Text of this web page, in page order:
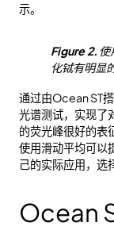
示。
Figure 2. 使
化铽有明显
通过由Ocean ST
光谱测试，实现了
的荧光峰很好的表
使用滑动平均可以
己的实际应用，选
Ocean